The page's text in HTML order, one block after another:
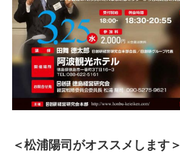
＜松浦陽司がオススメします＞